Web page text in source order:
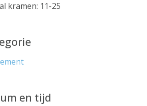
kramen: 11-25
en tijd